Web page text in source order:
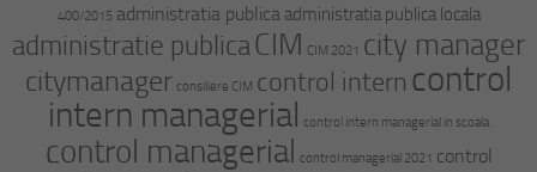
400/2015 administratia publica administratia publica locala
administratie publicaCIM CIM 2021 city manager
citymanager consiliere CIM control intern control
intern managerial control intern managerial in scoala
control managerial control managerial 2021 control